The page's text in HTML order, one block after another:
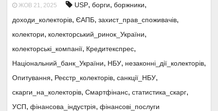
ЖОВ 21, 2025 USP, борги, боржники,
доходи_колекторів, ЄАПБ, захист_прав_споживачів,
колектори, колекторський_ринок_України,
колекторські_компанії, Кредитекспрес,
Національний_банк_України, НБУ, незаконні_дії_колекторів,
Опитування, Реєстр_колекторів, санкції_НБУ,
скарги_на_колекторів, Смартфінанс, статистика_скарг,
УСП, фінансова_індустрія, фінансові_послуги